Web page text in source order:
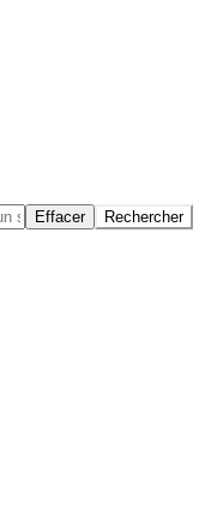
Effacer Rechercher